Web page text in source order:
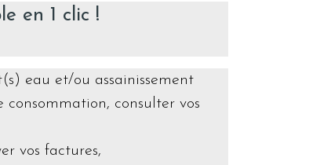
en 1 clic !
eau et/ou assainissement
consulter vos
vos factures,